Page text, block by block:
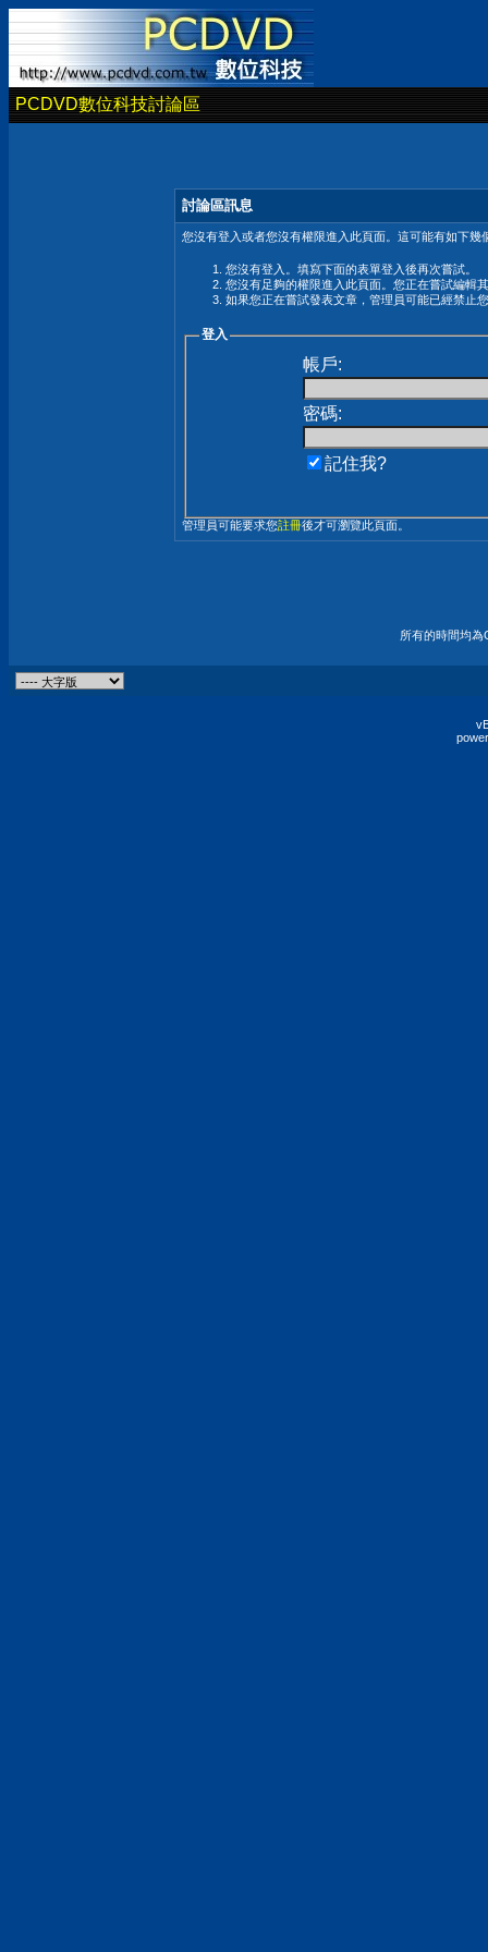
PCDVD數位科技討論區
討論區訊息
您沒有登入或者您沒有權限進入此頁面。這可能有如下幾
您沒有登入。填寫下面的表單登入後再次嘗試。
您沒有足夠的權限進入此頁面。您正在嘗試編輯
如果您正在嘗試發表文章，管理員可能已經禁止
登入
帳戶:
密碼:
記住我?
管理員可能要求您註冊後才可瀏覽此頁面。
所有的時間均為